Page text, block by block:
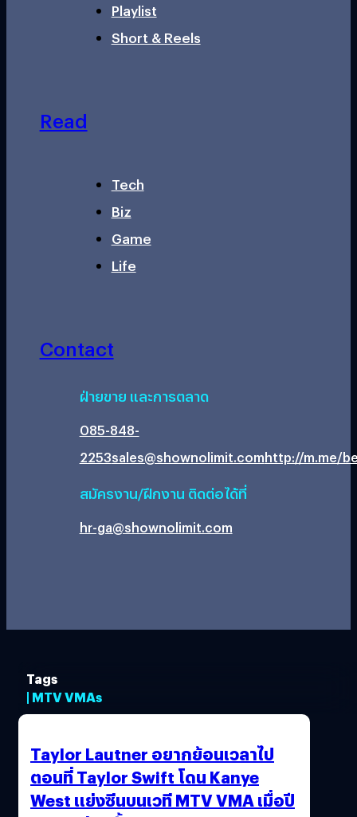
Playlist
Short & Reels
Read
Tech
Biz
Game
Life
Contact
ฝ่ายขาย และการตลาด
085-848-
2253sales@shownolimit.comhttp://m.me/
สมัครงาน/ฝึกงาน ติดต่อได้ที่
hr-ga@shownolimit.com
Tags
| MTV VMAs
Taylor Lautner อยากย้อนเวลาไป
ตอนที่ Taylor Swift โดน Kanye
West แย่งซีนบนเวที MTV VMA เมื่อปี